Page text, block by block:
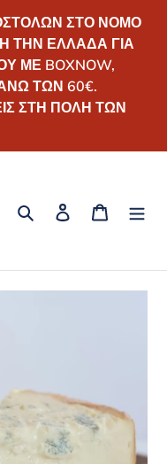
ΣΤΟ ΝΟΜΟ
ΤΗΝ ΕΛΛΑΔΑ ΓΙΑ
ΜΕ BOXNOW,
ΤΩΝ 60€.
ΣΤΗ ΠΟΛΗ ΤΩΝ
ΑναζήτησηΣύνδεσηΚαλάθι